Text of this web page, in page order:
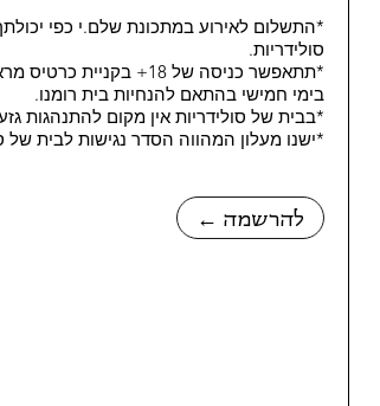
← להרשמה
*התשלום לאירוע במתכונת שלם.י כפי
סולידריות.
בימי חמישי בהתאם להנחיות בית רומנו.
*בבית של סולידריות אין מקום להתנהגות
*ישנו מעלון המהווה הסדר נגישות לבית של